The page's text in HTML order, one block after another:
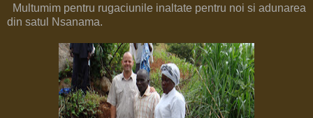
Multumim pentru rugaciunile inaltate pentru noi si adunarea
din satul Nsanama.